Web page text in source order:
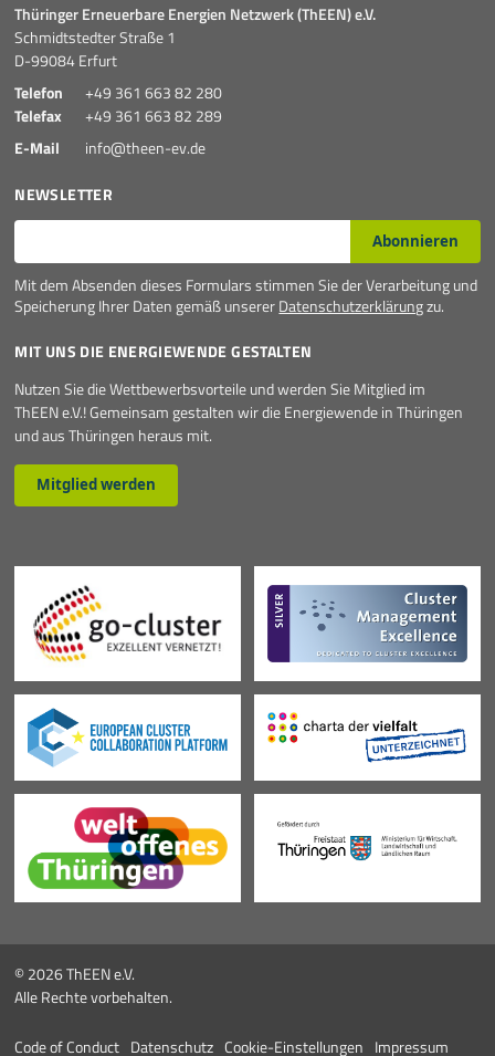
Thüringer Erneuerbare Energien Netzwerk (ThEEN) e.V.
Schmidtstedter Straße 1
D-99084 Erfurt
Telefon
+49 361 663 82 280
Telefax
+49 361 663 82 289
E-Mail
info@theen-ev.de
NEWSLETTER
E-Mail* Abonnieren
Mit dem Absenden dieses Formulars stimmen Sie der Verarbeitung und
Speicherung Ihrer Daten gemäß unsererDatenschutzerklärungzu.
MIT UNS DIE ENERGIEWENDE GESTALTEN
Nutzen Sie die Wettbewerbsvorteile und werden Sie Mitglied im
ThEEN e.V.! Gemeinsam gestalten wir die Energiewende in Thüringen
und aus Thüringen heraus mit.
Mitglied werden
© 2026 ThEEN e.V.
Alle Rechte vorbehalten.
Code of Conduct Datenschutz Cookie-Einstellungen Impressum